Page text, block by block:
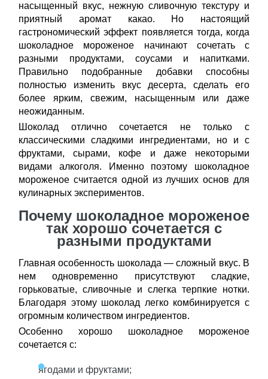
насыщенный вкус, нежную сливочную текстуру и
приятный аромат какао. Но настоящий
гастрономический эффект появляется тогда, когда
шоколадное мороженое начинают сочетать с
разными продуктами, соусами и напитками.
Правильно подобранные добавки способны
полностью изменить вкус десерта, сделать его
более ярким, свежим, насыщенным или даже
неожиданным.
Шоколад отлично сочетается не только с
классическими сладкими ингредиентами, но и с
фруктами, сырами, кофе и даже некоторыми
видами алкоголя. Именно поэтому шоколадное
мороженое считается одной из лучших основ для
кулинарных экспериментов.
Почему шоколадное мороженое
так хорошо сочетается с
разными продуктами
Главная особенность шоколада — сложный вкус. В
нем одновременно присутствуют сладкие,
горьковатые, сливочные и слегка терпкие нотки.
Благодаря этому шоколад легко комбинируется с
огромным количеством ингредиентов.
Особенно хорошо шоколадное мороженое
сочетается с:
ягодами и фруктами;